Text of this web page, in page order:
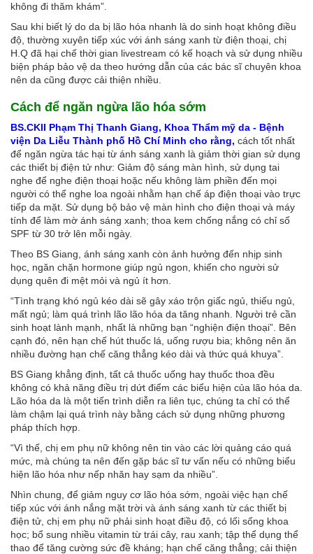
không đi thăm khám”.
Sau khi biết lý do da bị lão hóa nhanh là do sinh hoạt không điều
độ, thường xuyên tiếp xúc với ánh sáng xanh từ điện thoại, chị
H.Q đã hại chế thời gian livestream có kế hoạch và sử dụng nhiều
biện pháp bảo vệ da theo hướng dẫn của các bác sĩ chuyên khoa
nên da cũng được cải thiện nhiều.
Cách để ngăn ngừa lão hóa sớm
BS.CKII Phạm Thị Thanh Giang, Khoa Thẩm mỹ da - Bệnh
viện Da Liễu Thành phố Hồ Chí Minh cho rằng, cách tốt nhất
để ngăn ngừa tác hại từ ánh sáng xanh là giảm thời gian sử dụng
các thiết bị điện tử như: Giảm độ sáng màn hình, sử dụng tai
nghe để nghe điện thoại hoặc nếu không làm phiền đến mọi
người có thể nghe loa ngoài nhằm hạn chế áp điện thoại vào trực
tiếp da mặt. Sử dụng bộ bảo vệ màn hình cho điện thoại và máy
tính để làm mờ ánh sáng xanh; thoa kem chống nắng có chỉ số
SPF từ 30 trở lên mỗi ngày.
Theo BS Giang, ánh sáng xanh còn ảnh hưởng đến nhịp sinh
học, ngăn chặn hormone giúp ngủ ngon, khiến cho người sử
dụng quên đi mệt mỏi và ngủ ít hơn.
“Tình trạng khó ngủ kéo dài sẽ gây xáo trộn giấc ngủ, thiếu ngủ,
mất ngủ; làm quá trình lão lão hóa da tăng nhanh. Người trẻ cần
sinh hoạt lành mạnh, nhất là những bạn “nghiện điện thoại”. Bên
cạnh đó, nên hạn chế hút thuốc lá, uống rượu bia; không nên ăn
nhiều đường hạn chế căng thẳng kéo dài và thức quá khuya”.
BS Giang khẳng định, tất cả thuốc uống hay thuốc thoa đều
không có khả năng điều trị dứt điểm các biểu hiện của lão hóa da.
Lão hóa da là một tiến trình diễn ra liên tục, chúng ta chỉ có thể
làm chậm lại quá trình này bằng cách sử dụng những phương
pháp thích hợp.
“Vì thế, chị em phụ nữ không nên tin vào các lời quảng cáo quá
mức, mà chúng ta nên đến gặp bác sĩ tư vấn nếu có những biểu
hiện lão hóa như nếp nhăn hay sạm da nhiều”.
Nhìn chung, để giảm nguy cơ lão hóa sớm, ngoài việc hạn chế
tiếp xúc với ánh nắng mặt trời và ánh sáng xanh từ các thiết bị
điện tử, chị em phụ nữ phải sinh hoạt điều độ, có lối sống khoa
học; bổ sung nhiều vitamin từ trái cây, rau xanh; tập thể dụng thể
thao để tăng cường sức đề kháng; hạn chế căng thẳng; cải thiện